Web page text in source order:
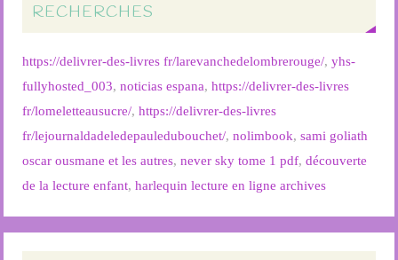
RECHERCHES
https://delivrer-des-livres fr/larevanchedelombrerouge/,yhs-
fullyhosted_003,noticias espana,https://delivrer-des-livres
fr/lomeletteausucre/,https://delivrer-des-livres
fr/lejournaldadeledepauledubouchet/,nolimbook,sami goliath
oscar ousmane et les autres,never sky tome 1 pdf,découverte
de la lecture enfant,harlequin lecture en ligne archives